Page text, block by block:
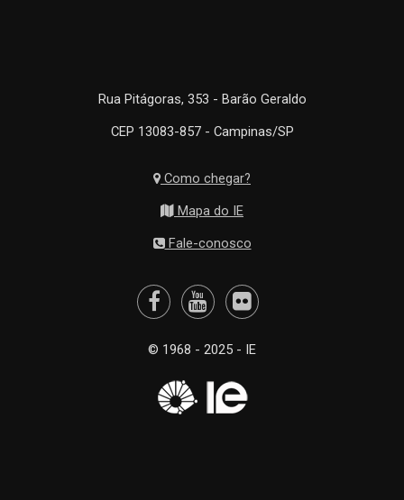
Rua Pitágoras, 353 - Barão Geraldo
CEP 13083-857 - Campinas/SP
Como chegar?
Mapa do IE
Fale-conosco
© 1968 - 2025 - IE